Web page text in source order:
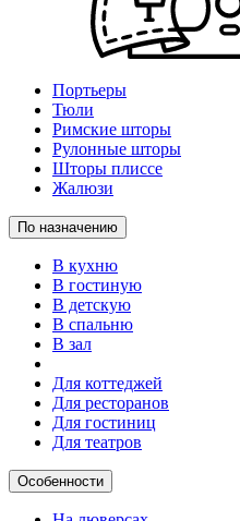
Портьеры
Тюли
Римские шторы
Рулонные шторы
Шторы плиссе
Жалюзи
По назначению
В кухню
В гостиную
В детскую
В спальню
В зал
Для коттеджей
Для ресторанов
Для гостиниц
Для театров
Особенности